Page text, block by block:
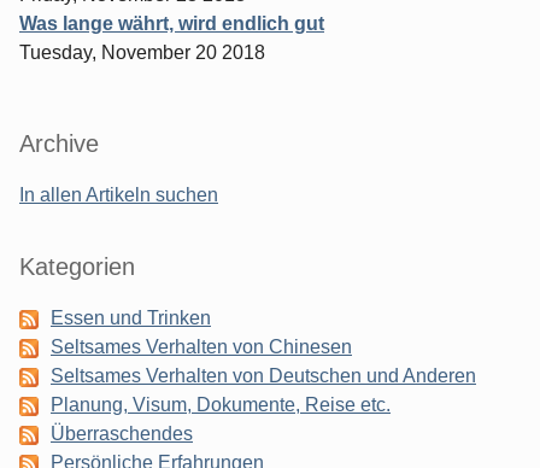
Was lange währt, wird endlich gut
Tuesday, November 20 2018
Archive
In allen Artikeln suchen
Kategorien
Essen und Trinken
Seltsames Verhalten von Chinesen
Seltsames Verhalten von Deutschen und Anderen
Planung, Visum, Dokumente, Reise etc.
Überraschendes
Persönliche Erfahrungen